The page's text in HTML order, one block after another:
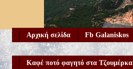
Αρχική σελίδα Fb Galaniskos
Καφέ ποτό φαγητό στα Τζουμέρκα